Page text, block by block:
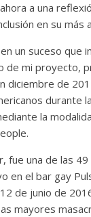
a una
en su más
un suceso que
de mi proyecto,
diciembre de
durante
la
fue una de las
en el bar gay
de junio de
mayores